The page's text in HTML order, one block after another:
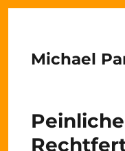
Michael
Peinliche